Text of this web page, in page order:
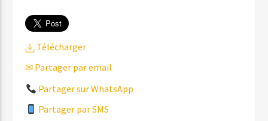
Télécharger
✉ Partager par email
Partager sur WhatsApp
Partager par SMS